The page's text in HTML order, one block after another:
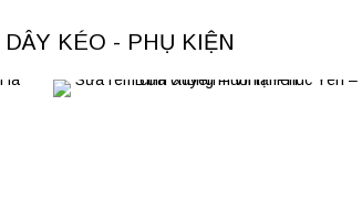
KÉO - PHỤ KIỆN